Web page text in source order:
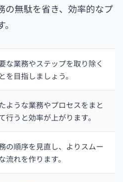
の無駄を省き、効率的なプ
な業務やステップを取り除く
を目指しましょう。
ような業務やプロセスをまと
行うと効率が上がります。
の順序を見直し、よりスムー
流れを作ります。